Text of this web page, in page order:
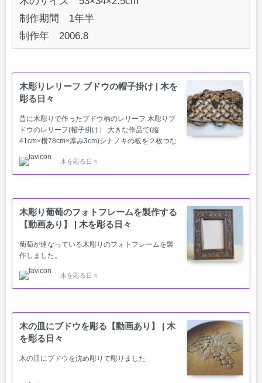
制作期間 1年半
制作年 2006.8
木彫りレリーフ ブドウの帽子掛け | 木を
彫る日々
昔に木彫りで作ったブドウ柄のレリーフ 木彫りブ
ドウのレリーフ(帽子掛け） 大きな作品で(縦
41cm×横78cm×厚み3cm)シナノキの板を２枚つな
図案通りに切り抜くのが大変でした。格子の所を
切り抜くだけで1週間以上、糸のこの刃を何本も折
に張っているブドウのつるが細く折れてしまいそ
うなので最後に注意しながら仕上げました。 本に
は、まだまだ細くつるが彫られていましたがこれ
以上は無理でした。 美味しそうなブドウがたわわ
に実っている様子を表現したつもりです。制作期
木を彫る日々
木彫り葡萄のフォトフレームを製作する
【動画あり】 | 木を彫る日々
葡萄が連なっている木彫りのフォトフレームを製
作しました。
木を彫る日々
木の皿にブドウを彫る【動画あり】 | 木
を彫る日々
木の皿にブドウを沈め彫りで彫りました